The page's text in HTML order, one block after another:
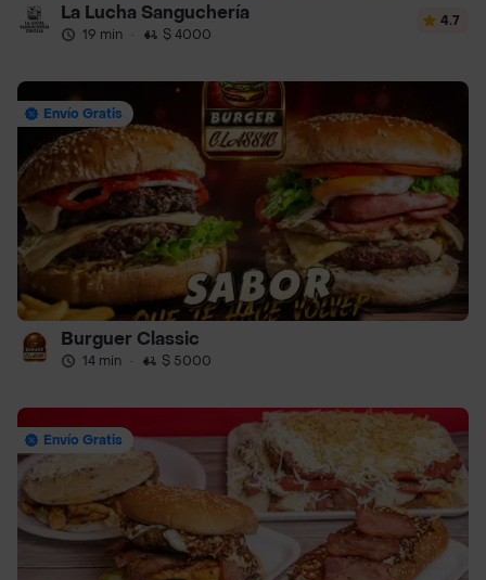
La Lucha Sanguchería
19 min · $ 4000
4.7
Envío Gratis
Burguer Classic
14 min · $ 5000
Envío Gratis